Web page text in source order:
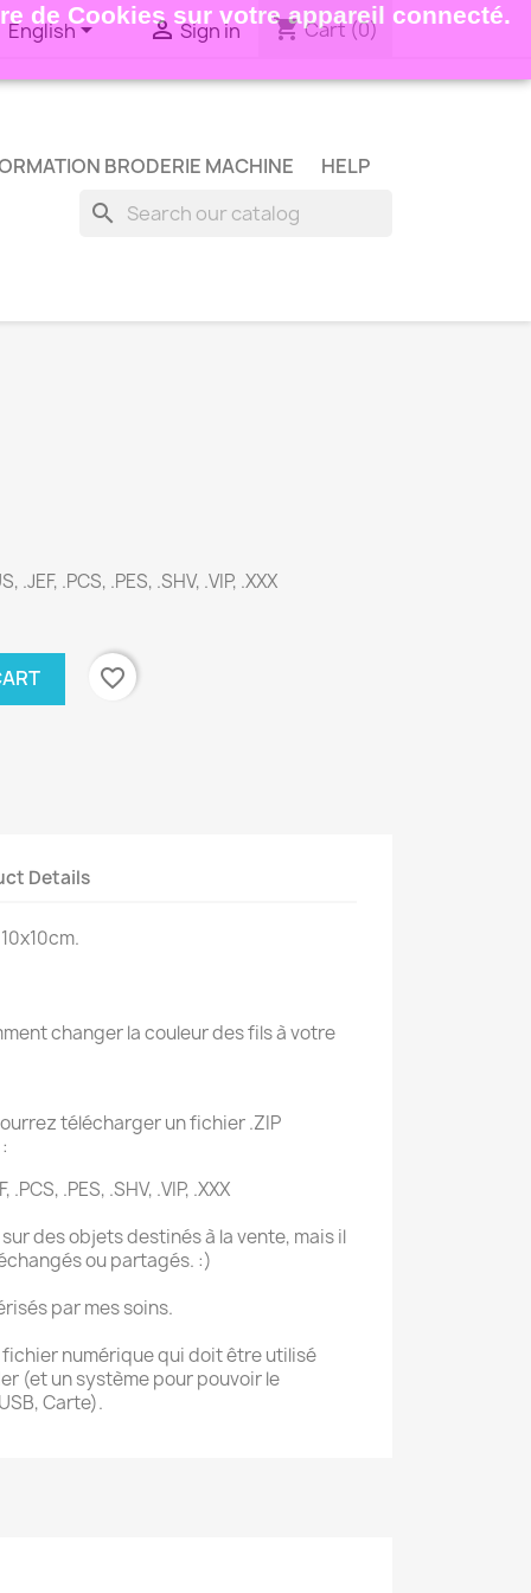
de Cookies sur votre appareil connecté.
English Sign in shopping_cartCart(0)
BRODERIE MACHINE HELP
search
.JEF, .PCS, .PES, .SHV, .VIP, .XXX
favorite_border
Details
changer la couleur des fils à votre
télécharger un fichier .ZIP
.PCS, .PES, .SHV, .VIP, .XXX
des objets destinés à la vente, mais il
ou partagés. :)
par mes soins.
fichier numérique qui doit être utilisé
(et un système pour pouvoir le
Carte).